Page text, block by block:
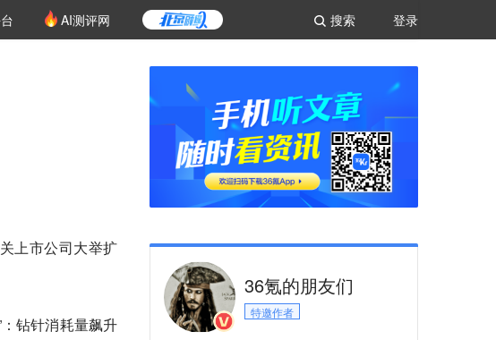
登录
搜索
AI测评网
上市公司大举扩
钻针消耗量飙升
36氪的朋友们
特邀作者